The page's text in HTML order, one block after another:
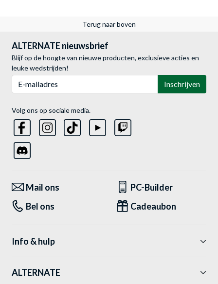
Terug naar boven
ALTERNATE nieuwsbrief
Blijf op de hoogte van nieuwe producten, exclusieve acties en
leuke wedstrijden!
Inschrijven
Volg ons op sociale media.
Mail ons
PC-Builder
Bel ons
Cadeaubon
Info & hulp
ALTERNATE